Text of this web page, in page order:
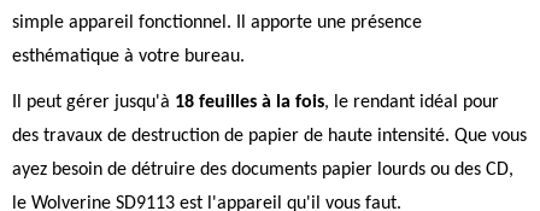
simple appareil fonctionnel. Il apporte une présence
esthématique à votre bureau.
Il peut gérer jusqu'à 18 feuilles à la fois, le rendant idéal pour
des travaux de destruction de papier de haute intensité. Que vous
ayez besoin de détruire des documents papier lourds ou des CD,
le Wolverine SD9113 est l'appareil qu'il vous faut.